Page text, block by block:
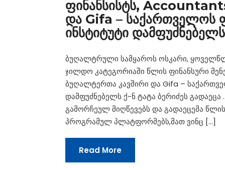
ფინანსისტს,
და Gifa – საქართველოს
ინსტიტუტი
ბუღალტრული სამყაროს ოსკარი,
ჯილდო კატეგორიაში წლის ფინანსური
ბუღალტერთა კავშირი და Gifa –
დამფუძნებელს ქ-ნ ტატა ბერიძეს
გამორჩეულ მიღწევებს და გადაეცემა
პროგრამულ პლატფორმებს,მათ ვინც […]
Read More